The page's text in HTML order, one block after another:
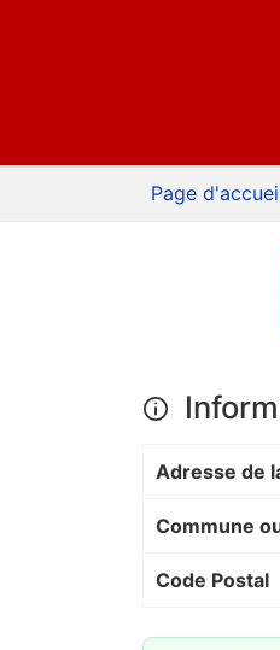
Page
Adresse de
Commune
Code Postal